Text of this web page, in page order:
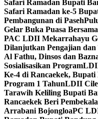
Safari Ramadan Bupati
Safari Ramadan ke-5
Pembangunan di Paseh
Gelar Buka Puasa
PAC LDII Mekarrahayu
Dilanjutkan Pengajian
Al Fathu, Dinsos dan
Sosialisasikan Program
Ke-4 di Rancaekek,
Program 1 TahunLDII
Tarawih Keliling Bupati
Rancaekek Beri
Arrabani BojongloaPC